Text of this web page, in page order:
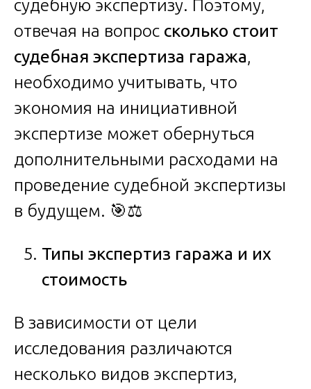
судебную экспертизу. Поэтому,
отвечая на вопрос сколько стоит
судебная экспертиза гаража,
необходимо учитывать, что
экономия на инициативной
экспертизе может обернуться
дополнительными расходами на
проведение судебной экспертизы
в будущем. 🎯⚖️
Типы экспертиз гаража и их
стоимость
В зависимости от цели
исследования различаются
несколько видов экспертиз,